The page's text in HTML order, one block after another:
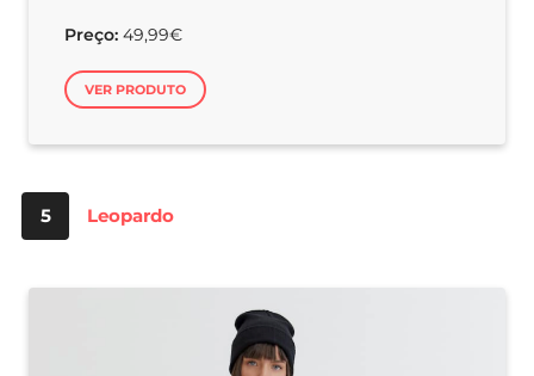
Preço: 49,99€
VER PRODUTO
5 Leopardo